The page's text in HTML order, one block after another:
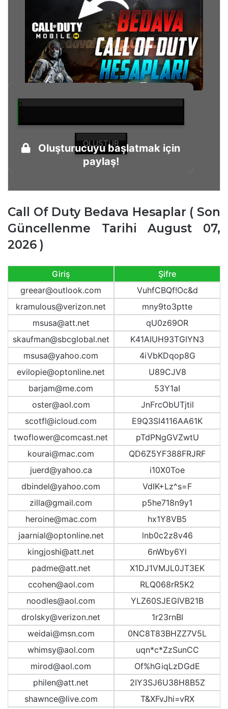
0
OLUŞTUR
Oluşturucuyu başlatmak için
paylaş!
Call Of Duty Bedava Hesaplar ( Son
Güncellenme Tarihi August 07,
2026 )
Giriş
Şifre
greear@outlook.com
VuhfCBQf!Oc&d
kramulous@verizon.net
mny9to3ptte
msusa@att.net
qU0z69OR
skaufman@sbcglobal.net
K41AIUH93TGIYN3
msusa@yahoo.com
4iVbKDqop8G
evilopie@optonline.net
U89CJV8
barjam@me.com
53Y1aI
oster@aol.com
JnFrcObUTjtil
scotfl@icloud.com
E9Q3SI4116AA61K
twoflower@comcast.net
pTdPNgGVZwtU
kourai@mac.com
QD6Z5YF388FRJRF
juerd@yahoo.ca
i10X0Toe
dbindel@yahoo.com
VdIK+Lz^s=F
zilla@gmail.com
p5he718n9y1
heroine@mac.com
hx1Y8VB5
jaarnial@optonline.net
lnb0c2z8v46
kingjoshi@att.net
6nWby6Yl
padme@att.net
X1DJ1VMJL0JT3EK
ccohen@aol.com
RLQ068rR5K2
noodles@aol.com
YLZ60SJEGIVB21B
drolsky@verizon.net
1r23rnBI
weidai@msn.com
0NC8T83BHZZ7V5L
whimsy@aol.com
uqn*c*ZzSunCC
mirod@aol.com
Of%hGiqLzDGdE
philen@att.net
2IY3SJ6U38H8B5Z
shawnce@live.com
T&XFvJhi=vRX